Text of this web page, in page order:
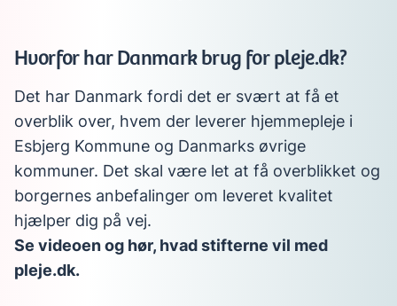
Hvorfor har Danmark brug for pleje.dk?
Det har Danmark fordi det er svært at få et
overblik over, hvem der leverer hjemmepleje i
Esbjerg Kommune og Danmarks øvrige
kommuner. Det skal være let at få overblikket og
borgernes anbefalinger om leveret kvalitet
hjælper dig på vej.
Se videoen og hør, hvad stifterne vil med
pleje.dk.